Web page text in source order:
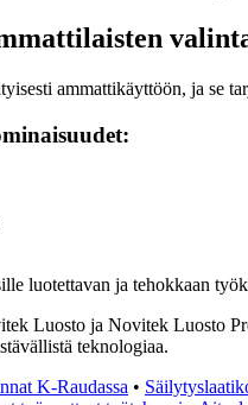
ammattikäyttöön, ja se
luotettavan ja tehokkaan
Luosto ja Novitek Luosto
teknologiaa.
K-Raudassa •